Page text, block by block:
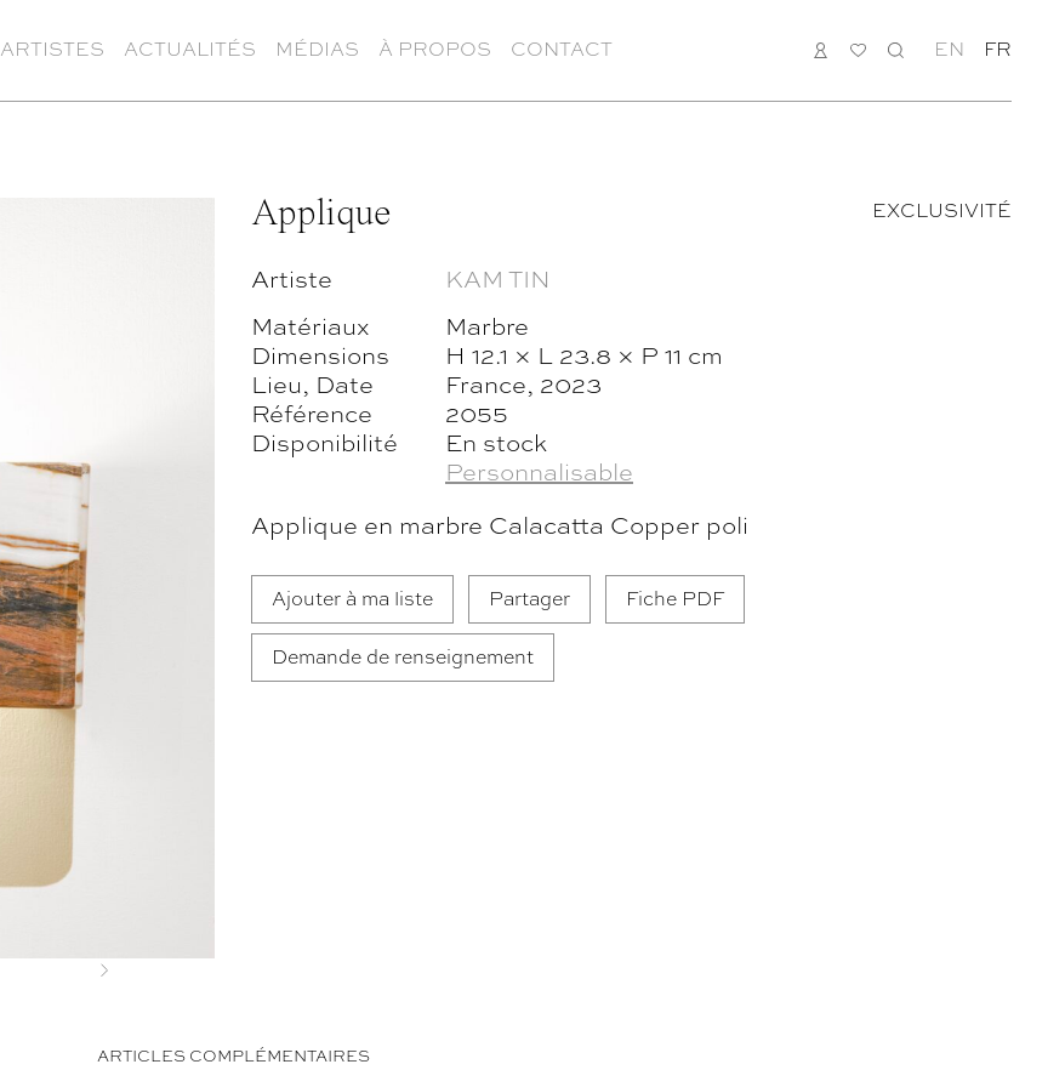
ARTISTES ACTUALITÉS MÉDIAS À PROPOS CONTACT CONNEXION
MA
RECHERCHE
EN FR
Next
Applique EXCLUSIVITÉ
Artiste
KAM TIN
Matériaux
Marbre
Dimensions
H 12.1 × L 23.8 × P 11 cm
Lieu, Date
France, 2023
Référence
2055
Disponibilité
En stock
Personnalisable
Applique en marbre Calacatta Copper poli
Ajouter à ma liste Partager Fiche PDF
Demande de renseignement
ARTICLES COMPLÉMENTAIRES